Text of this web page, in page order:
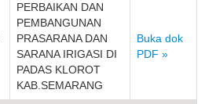
PERBAIKAN DAN
PEMBANGUNAN
PRASARANA DAN
SARANA IRIGASI DI
PADAS KLOROT
KAB.SEMARANG
Buka dok
PDF »